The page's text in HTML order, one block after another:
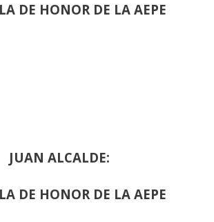
DE HONOR DE LA AEPE
JUAN ALCALDE:
DE HONOR DE LA AEPE